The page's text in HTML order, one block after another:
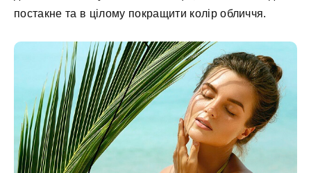
постакне та в цілому покращити колір обличчя.